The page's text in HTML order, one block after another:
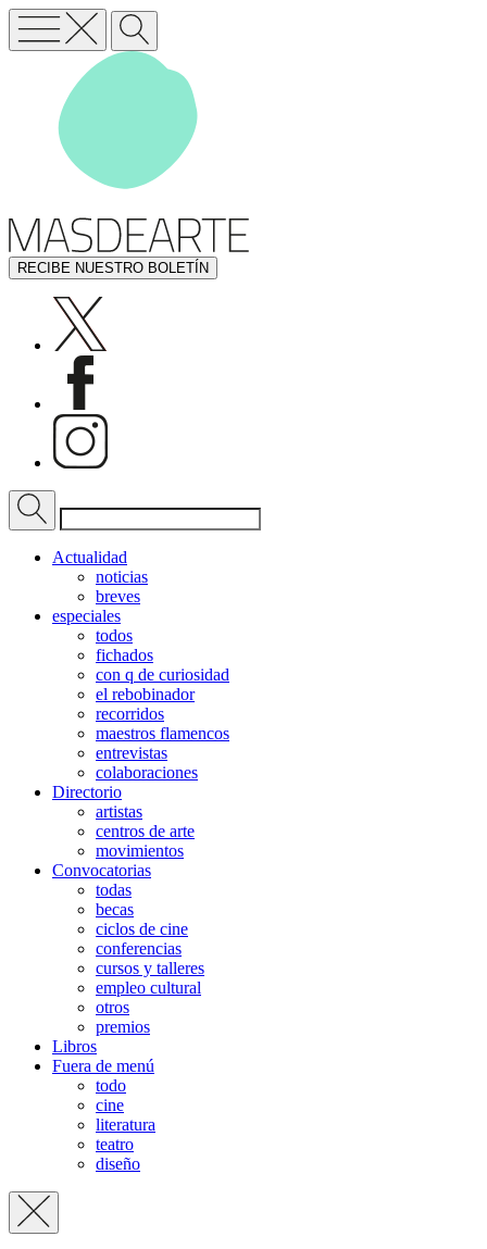
RECIBE NUESTRO BOLETÍN
Actualidad
noticias
breves
especiales
todos
fichados
con q de curiosidad
el rebobinador
recorridos
maestros flamencos
entrevistas
colaboraciones
Directorio
artistas
centros de arte
movimientos
Convocatorias
todas
becas
ciclos de cine
conferencias
cursos y talleres
empleo cultural
otros
premios
Libros
Fuera de menú
todo
cine
literatura
teatro
diseño